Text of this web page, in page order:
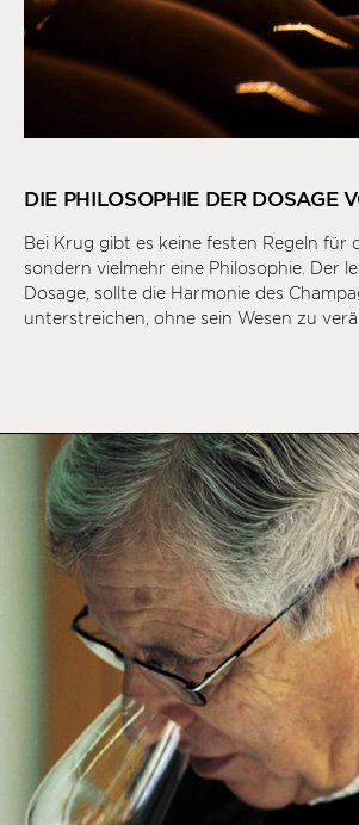
DIE PHILOSOPHIE DER DOSAGE
Bei Krug gibt es keine festen Regeln für
sondern vielmehr eine Philosophie. Der
Dosage, sollte die Harmonie des
unterstreichen, ohne sein Wesen zu